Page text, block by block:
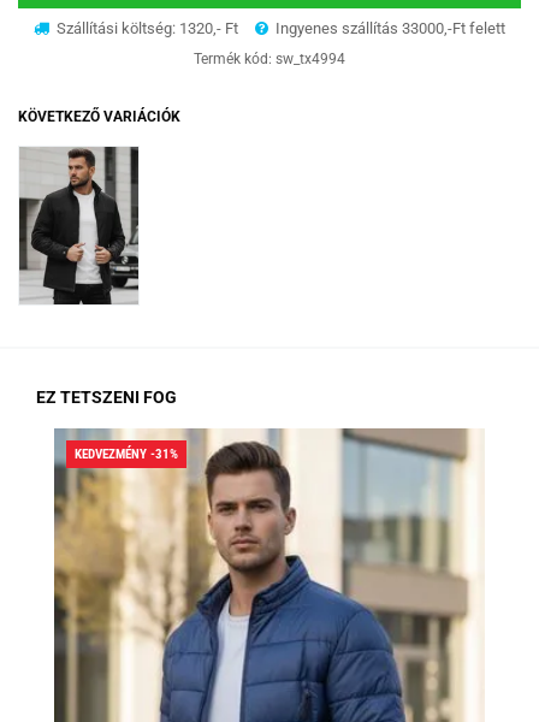
Szállítási költség: 1320,- Ft Ingyenes szállítás 33000,-Ft felett
Termék kód: sw_tx4994
KÖVETKEZŐ VARIÁCIÓK
EZ TETSZENI FOG
KEDVEZMÉNY -31%